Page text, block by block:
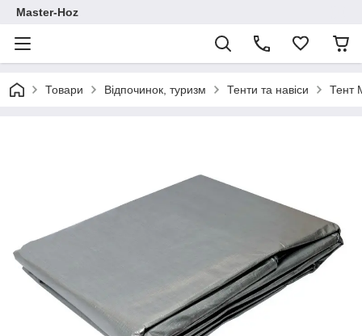
Master-Hoz
Товари Відпочинок, туризм Тенти та навіси Тент